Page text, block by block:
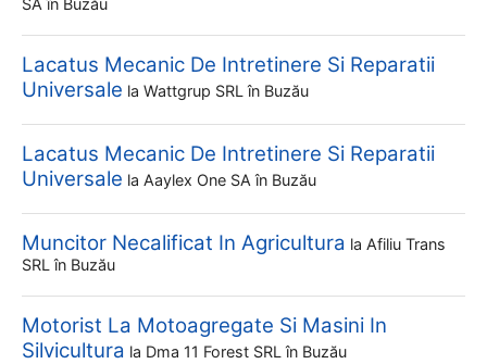
SA în Buzău
Lacatus Mecanic De Intretinere Si Reparatii
Universale la Wattgrup SRL în Buzău
Lacatus Mecanic De Intretinere Si Reparatii
Universale la Aaylex One SA în Buzău
Muncitor Necalificat In Agricultura la Afiliu Trans
SRL în Buzău
Motorist La Motoagregate Si Masini In
Silvicultura la Dma 11 Forest SRL în Buzău